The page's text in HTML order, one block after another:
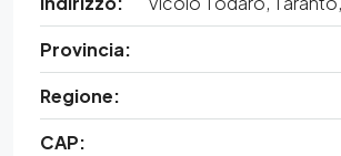
Provincia:
Regione:
CAP: